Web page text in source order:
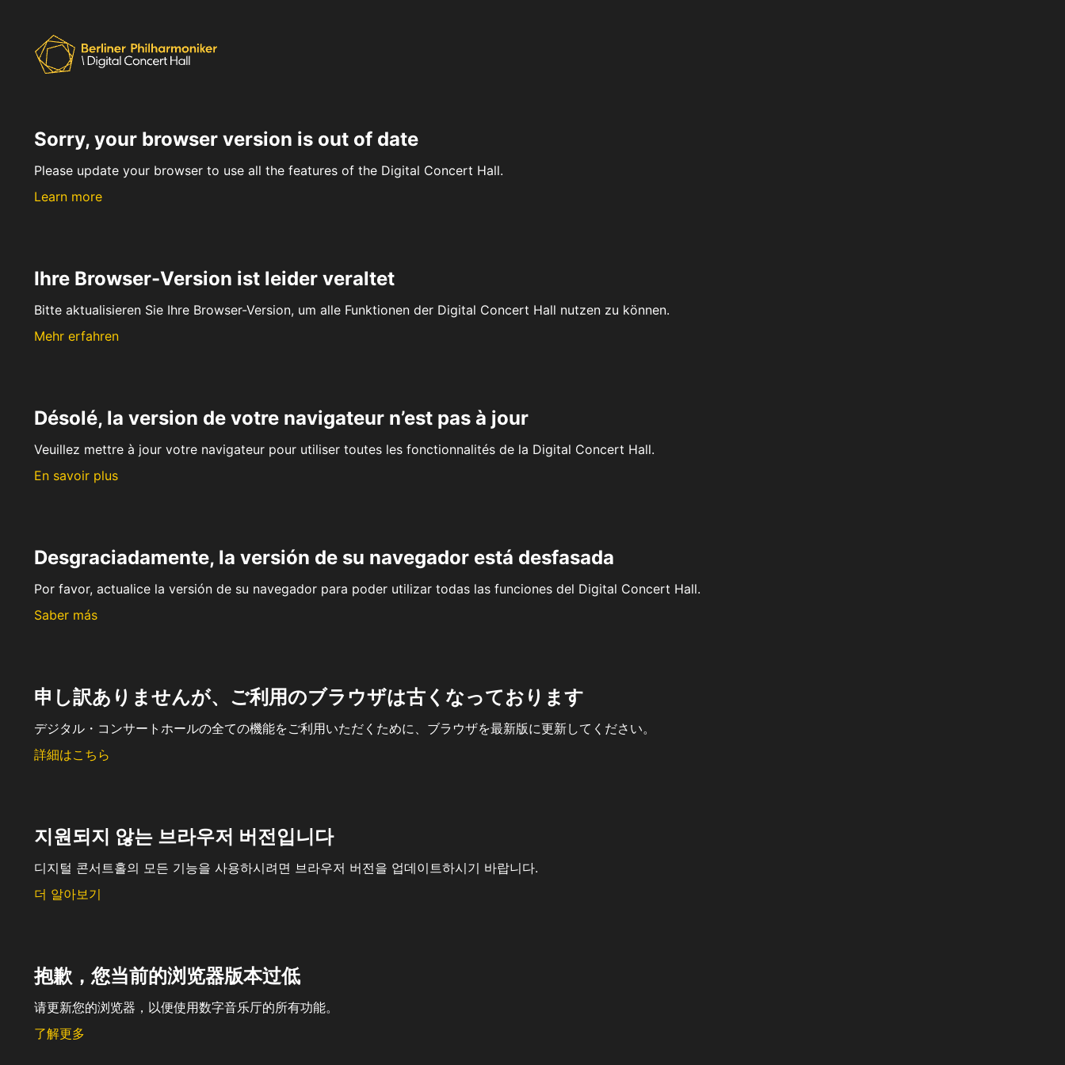
Sorry, your browser version is out of date
Please update your browser to use all the features of the Digital Concert Hall.
Learn more
Ihre Browser-Version ist leider veraltet
Bitte aktualisieren Sie Ihre Browser-Version, um alle Funktionen der Digital Concert Hall nutzen zu können.
Mehr erfahren
Désolé, la version de votre navigateur n’est pas à jour
Veuillez mettre à jour votre navigateur pour utiliser toutes les fonctionnalités de la Digital Concert Hall.
En savoir plus
Desgraciadamente, la versión de su navegador está desfasada
Por favor, actualice la versión de su navegador para poder utilizar todas las funciones del Digital Concert Hall.
Saber más
申し訳ありませんが、ご利用のブラウザは古くなっております
デジタル・コンサートホールの全ての機能をご利用いただくために、ブラウザを最新版に更新してください。
詳細はこちら
지원되지 않는 브라우저 버전입니다
디지털 콘서트홀의 모든 기능을 사용하시려면 브라우저 버전을 업데이트하시기 바랍니다.
더 알아보기
抱歉，您当前的浏览器版本过低
请更新您的浏览器，以便使用数字音乐厅的所有功能。
了解更多